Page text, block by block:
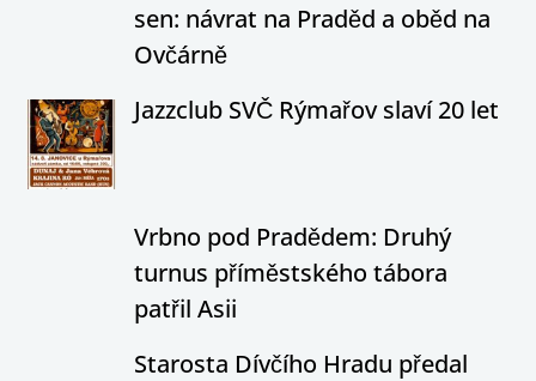
sen: návrat na Praděd a oběd na
Ovčárně
Jazzclub SVČ Rýmařov slaví 20 let
Vrbno pod Pradědem: Druhý
turnus příměstského tábora
patřil Asii
Starosta Dívčího Hradu předal